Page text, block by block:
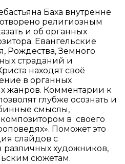
Баха внутренне
религиозным
и об органных
Евангельские
Рождества, Земного
страданий и
находят своё
в органных
жанров. Комментарии к
глубже осознать и
смыслы,
в своего
Поможет это
слайдов с
художников,
сюжетам.